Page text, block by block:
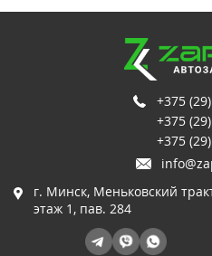
+375 (29)
+375 (29)
+375 (29)
г. Минск, Меньковский
этаж 1, пав. 284